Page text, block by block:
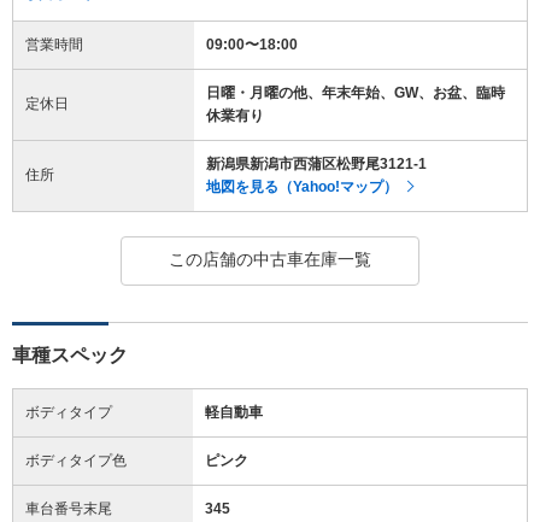
営業時間 09:00〜18:00
定休日
日曜・月曜の他、年末年始、GW、お盆、臨時
休業有り
住所
新潟県新潟市西蒲区松野尾3121-1
地図を見る（Yahoo!マップ）
この店舗の中古車在庫一覧
車種スペック
ボディタイプ 軽自動車
ボディタイプ色 ピンク
車台番号末尾 345